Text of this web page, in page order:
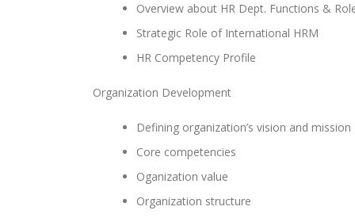
Overview about HR Dept. Functions &
Strategic Role of International HRM
HR Competency Profile
Organization Development
Defining organization’s vision and mission
Core competencies
Oganization value
Organization structure